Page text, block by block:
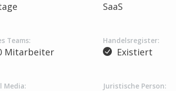
SaaS
Teams:
Mitarbeiter
Handelsregister:
Existiert
Media: Juristische Person: